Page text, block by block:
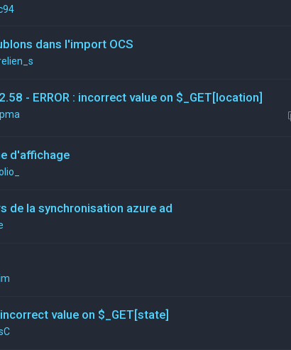
dans l'import OCS
- ERROR : incorrect value on $_GET[location]
d'affichage
de la synchronisation azure ad
incorrect value on $_GET[state]